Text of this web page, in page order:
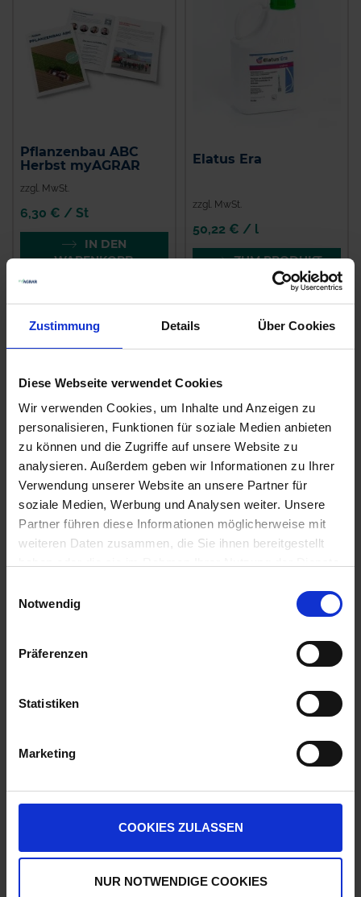
Zustimmung Details Über Cookies
Diese Webseite verwendet Cookies
Wir verwenden Cookies, um Inhalte und Anzeigen zu
personalisieren, Funktionen für soziale Medien anbieten
zu können und die Zugriffe auf unsere Website zu
analysieren. Außerdem geben wir Informationen zu Ihrer
Verwendung unserer Website an unsere Partner für
soziale Medien, Werbung und Analysen weiter. Unsere
Partner führen diese Informationen möglicherweise mit
weiteren Daten zusammen, die Sie ihnen bereitgestellt
Notwendig
Präferenzen
Statistiken
Marketing
COOKIES ZULASSEN
NUR NOTWENDIGE COOKIES
Pflanzenbau ABC
Herbst myAGRAR
zzgl. MwSt.
6,30 € / St
IN DEN
WARENKORB
Elatus Era
zzgl. MwSt.
50,22 € / l
ZUM PRODUKT
Modan 250 EC
zzgl. MwSt.
23,50 € / l
zzgl. MwSt.
12,10 € / l
ZUM PRODUKT
Lynx Tilmor
zzgl. MwSt.